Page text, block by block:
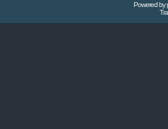
Powered by